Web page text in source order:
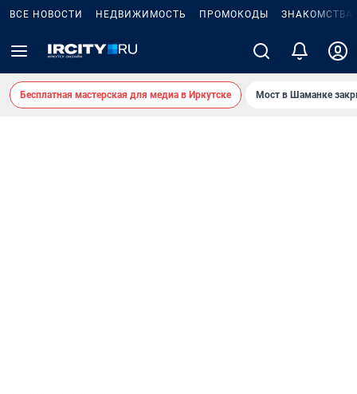
ВСЕ НОВОСТИ НЕДВИЖИМОСТЬ ПРОМОКОДЫ ЗНАКОМСТВА
Бесплатная мастерская для медиа в Иркутске Мост в Шаманке